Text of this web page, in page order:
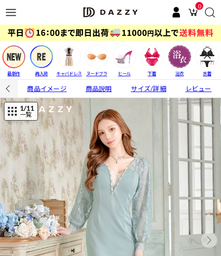
0
最新作 再入荷 キャバドレス ヌードブラ ヒール 下着 浴衣 水着
商品イメージ 商品説明 サイズ/詳細 レビュー
1/11
一覧